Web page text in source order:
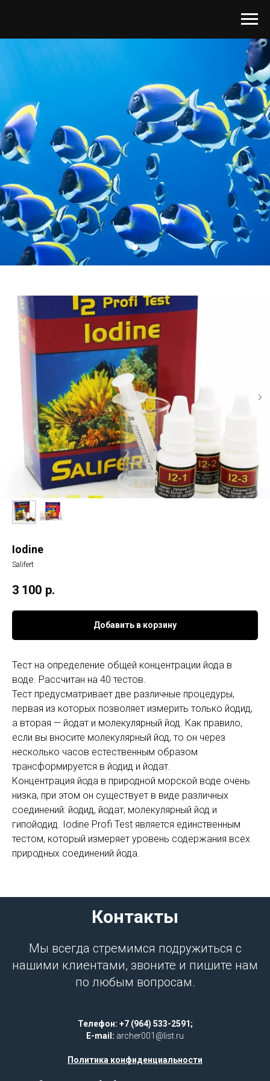
Iodine
Salifert
3 100 р.
Добавить в корзину
Тест на определение общей концентрации йода в
воде. Рассчитан на 40 тестов.
Тест предусматривает две различные процедуры,
первая из которых позволяет измерить только йодид,
а вторая — йодат и молекулярный йод. Как правило,
если вы вносите молекулярный йод, то он через
несколько часов естественным образом
трансформируется в йодид и йодат.
Концентрация йода в природной морской воде очень
низка, при этом он существует в виде различных
соединений: йодид, йодат, молекулярный йод и
гипойодид. Iodine Profi Test является единственным
тестом, который измеряет уровень содержания всех
природных соединений йода.
Контакты
Мы всегда стремимся подружиться с
нашими клиентами, звоните и пишите нам
по любым вопросам.
Телефон: +7 (964) 533-2591;
E-mail: archer001@list.ru
Политика конфиденциальности